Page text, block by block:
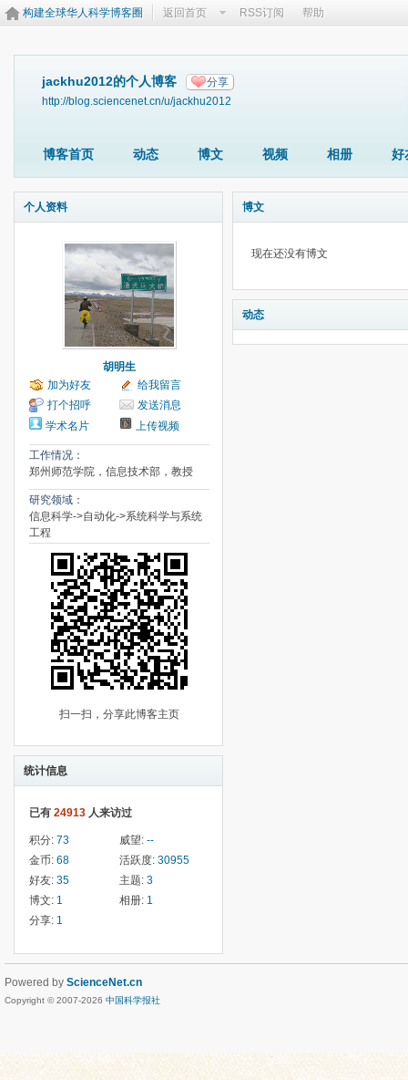
构建全球华人科学博客圈 返回首页 RSS订阅 帮助
jackhu2012的个人博客 分享
http://blog.sciencenet.cn/u/jackhu2012
博客首页 动态 博文 视频 相册 好
个人资料
胡明生
加为好友
给我留言
打个招呼
发送消息
学术名片
上传视频
工作情况：
郑州师范学院，信息技术部，教授
研究领域：
信息科学->自动化->系统科学与系统
工程
扫一扫，分享此博客主页
统计信息
已有 24913 人来访过
积分: 73 威望: --
金币: 68 活跃度: 30955
好友: 35 主题: 3
博文: 1 相册: 1
分享: 1
博文
现在还没有博文
动态
Powered by ScienceNet.cn
Copyright © 2007-2026 中国科学报社